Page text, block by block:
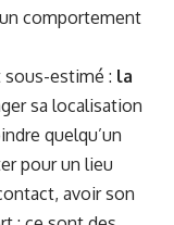
comportement
estimé : la
sa localisation
quelqu’un
pour un lieu
avoir son